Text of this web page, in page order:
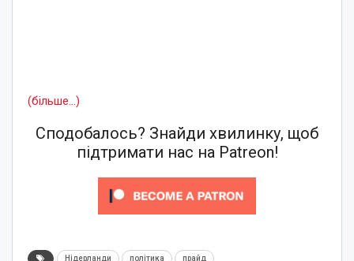
(більше…)
Сподобалось? Знайди хвилинку, щоб
підтримати нас на Patreon!
Нідерланди політика прайд